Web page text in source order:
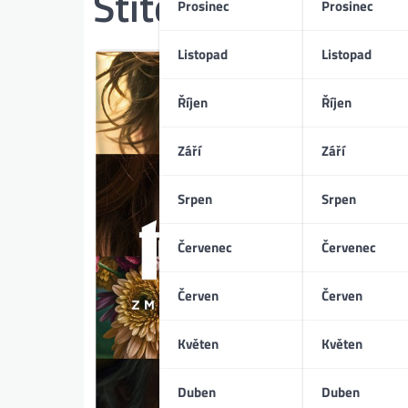
Prosinec
Listopad
Říjen
Září
Srpen
Červenec
Červen
Květen
Duben
Prosinec
Listopad
Říjen
Září
Srpen
Červenec
Červen
Květen
Duben